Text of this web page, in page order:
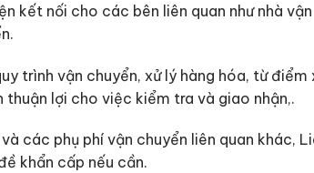
nối cho các bên liên quan như nhà
trình vận chuyển, xử lý hàng hóa, từ
lợi cho việc kiểm tra và giao nhận,.
các phụ phí vận chuyển liên quan khác,
khẩn cấp nếu cần.